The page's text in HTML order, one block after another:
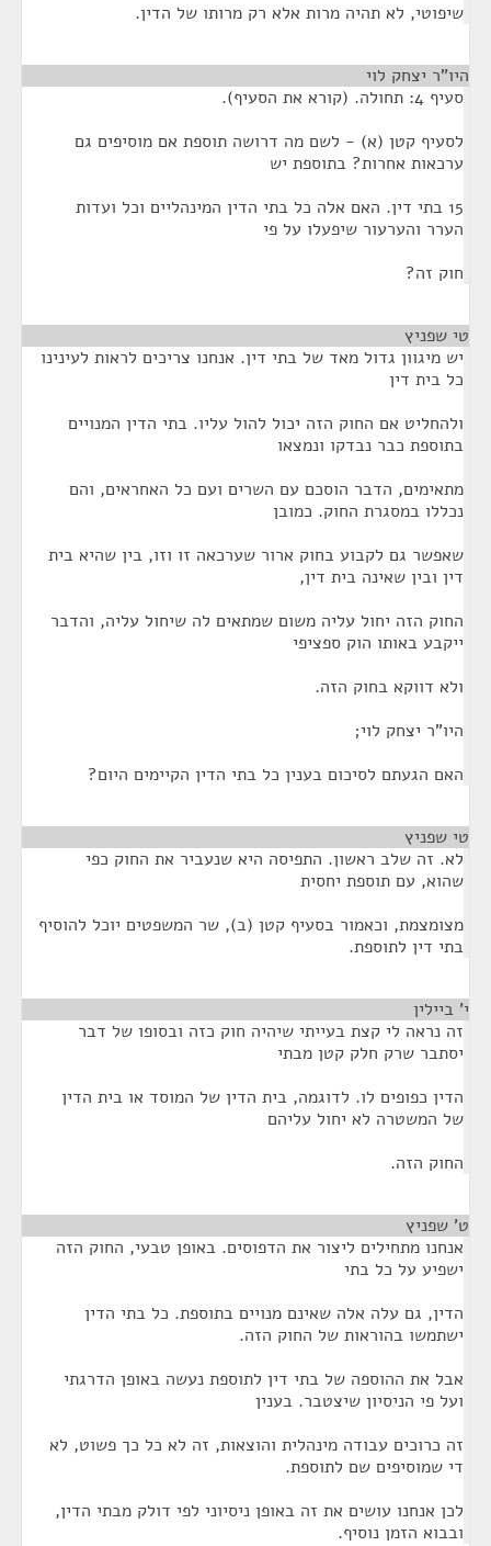
שיפוטי, לא תהיה מרות אלא רק מרותו של הדין.
היו"ר יצחק לוי
סעיף 4: תחולה. (קורא את הסעיף).
לסעיף קטן (א) - לשם מה דרושה תוספת אם מוסיפים גם
ערכאות אחרות? בתוספת יש
15 בתי דין. האם אלה כל בתי הדין המינהליים וכל ועדות
הערר והערעור שיפעלו על פי
חוק זה?
טי שפניץ
יש מיגוון גדול מאד של בתי דין. אנחנו צריכים לראות לעינינו
כל בית דין
ולהחליט אם החוק הזה יכול להול עליו. בתי הדין המנויים
בתוספת כבר נבדקו ונמצאו
מתאימים, הדבר הוסכם עם השרים ועם כל האחראים, והם
נכללו במסגרת החוק. כמובן
שאפשר גם לקבוע בחוק ארור שערכאה זו וזו, בין שהיא בית
דין ובין שאינה בית דין,
החוק הזה יחול עליה משום שמתאים לה שיחול עליה, והדבר
ייקבע באותו הוק ספציפי
ולא דווקא בחוק הזה.
היו"ר יצחק לוי;
האם הגעתם לסיכום בענין כל בתי הדין הקיימים היום?
טי שפניץ
לא. זה שלב ראשון. התפיסה היא שנעביר את החוק כפי
שהוא, עם תוספת יחסית
מצומצמת, וכאמור בסעיף קטן (ב), שר המשפטים יוכל להוסיף
בתי דין לתוספת.
י' ביילין
זה נראה לי קצת בעייתי שיהיה חוק כזה ובסופו של דבר
יסתבר שרק חלק קטן מבתי
הדין כפופים לו. לדוגמה, בית הדין של המוסד או בית הדין
של המשטרה לא יחול עליהם
החוק הזה.
ט' שפניץ
אנחנו מתחילים ליצור את הדפוסים. באופן טבעי, החוק הזה
ישפיע על כל בתי
הדין, גם עלה אלה שאינם מנויים בתוספת. כל בתי הדין
ישתמשו בהוראות של החוק הזה.
אבל את ההוספה של בתי דין לתוספת נעשה באופן הדרגתי
ועל פי הניסיון שיצטבר. בענין
זה כרוכים עבודה מינהלית והוצאות, זה לא כל כך פשוט, לא
די שמוסיפים שם לתוספת.
לכן אנחנו עושים את זה באופן ניסיוני לפי דולק מבתי הדין,
ובבוא הזמן נוסיף.